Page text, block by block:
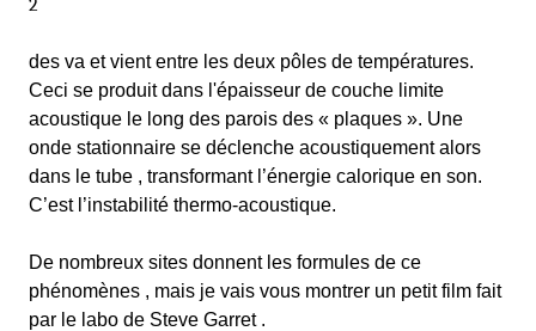
2
des va et vient entre les deux pôles de températures.
Ceci se produit dans l'épaisseur de couche limite
acoustique le long des parois des « plaques ». Une
onde stationnaire se déclenche acoustiquement alors
dans le tube , transformant l’énergie calorique en son.
C’est l’instabilité thermo-acoustique.
De nombreux sites donnent les formules de ce
phénomènes , mais je vais vous montrer un petit film fait
par le labo de Steve Garret .